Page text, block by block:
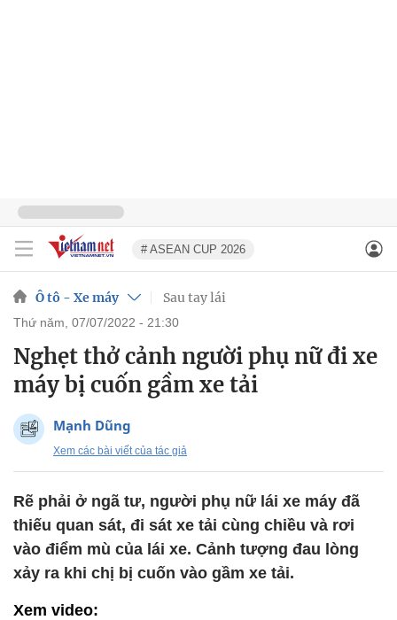
# ASEAN CUP 2026
Ô tô - Xe máy Sau tay lái
thứ năm, 07/07/2022 - 21:30
Nghẹt thở cảnh người phụ nữ đi xe
máy bị cuốn gầm xe tải
Mạnh Dũng
Xem các bài viết của tác giả
Rẽ phải ở ngã tư, người phụ nữ lái xe máy đã
thiếu quan sát, đi sát xe tải cùng chiều và rơi
vào điểm mù của lái xe. Cảnh tượng đau lòng
xảy ra khi chị bị cuốn vào gầm xe tải.
Xem video: